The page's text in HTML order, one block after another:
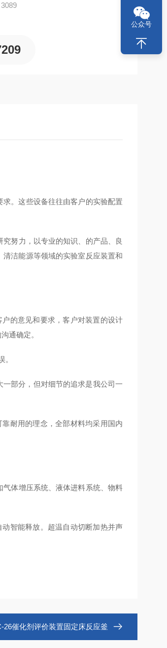
。这些设备往往由客户的实验配置
努力， 以专业的知识、的产品、良
洁能源等领域的实验室反应装置和
的意见和要求，客户对装置的设计
通确定。
部分，但对细节的追求是我公司一
耐用的理念，全部材料均采用国内
体增压系统、液体进料系统、物料
智能释放。超温自动切断加热并声
26催化剂评价装置固定床反应釜
公众号